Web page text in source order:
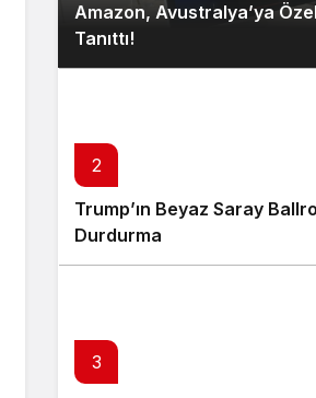
Amazon, Avustralya’ya Özel
Tanıttı!
2
Trump’ın Beyaz Saray
Durdurma
3